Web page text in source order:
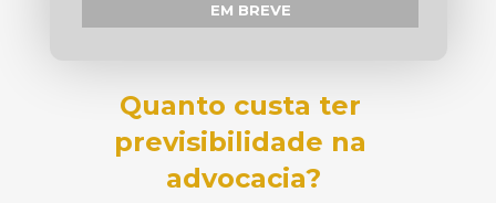
Quanto custa ter
previsibilidade na
advocacia?
EM BREVE